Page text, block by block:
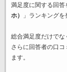
満足度に関する回
ホ）
」ランキングを
総合満足度だけでな
さらに回答者の口
ます。